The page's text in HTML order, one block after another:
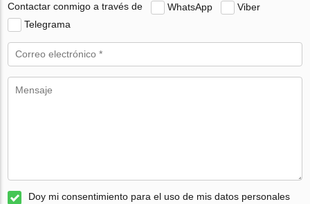
Contactar conmigo a través de WhatsApp
Viber
Telegrama
Doy mi consentimiento para el uso de mis datos personales